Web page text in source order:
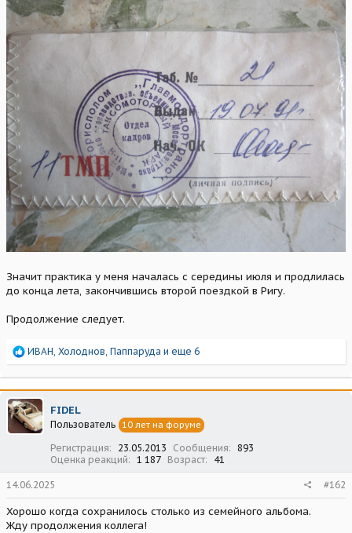
Значит практика у меня началась с середины июля и продлилась
до конца лета, закончившись второй поездкой в Ригу.
Продолжение следует.
Р
а
к
ц
и
и
ИВАН Холоднов Паппаруда и еще 6
FIDEL
Пользователь 10 лет на форуме
Регистрация 23.05.2013 Сообщения
893
Оценка реакций
1 187 Возраст 41
14.06.2025 #162
Хорошо когда сохранилось столько из семейного альбома.
Жду продолжения коллега!